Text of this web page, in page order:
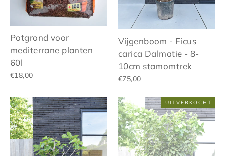
Potgrond voor
mediterrane planten
60l
€18,00
Vijgenboom - Ficus
carica Dalmatie - 8-
10cm stamomtrek
€75,00
UITVERKOCHT